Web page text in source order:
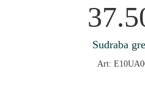
Sudraba
Art: